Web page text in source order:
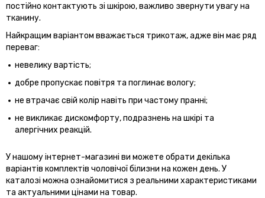
постійно контактують зі шкірою, важливо звернути увагу на
тканину.
Найкращим варіантом вважається трикотаж, адже він має ряд
переваг:
невелику вартість;
добре пропускає повітря та поглинає вологу;
не втрачає свій колір навіть при частому пранні;
не викликає дискомфорту, подразнень на шкірі та
алергічних реакцій.
У нашому інтернет-магазині ви можете обрати декілька
варіантів комплектів чоловічої білизни на кожен день. У
каталозі можна ознайомитися з реальними характеристиками
та актуальними цінами на товар.